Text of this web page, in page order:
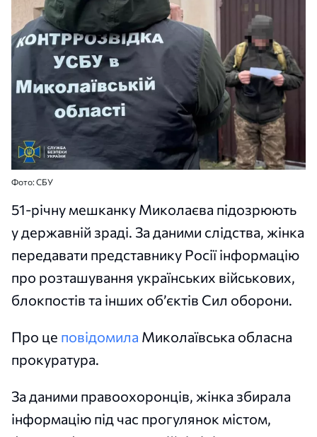
Фото: СБУ
51-річну мешканку Миколаєва підозрюють
у державній зраді. За даними слідства, жінка
передавати представнику Росії інформацію
про розташування українських військових,
блокпостів та інших об’єктів Сил оборони.
Про це повідомила Миколаївська обласна
прокуратура.
За даними правоохоронців, жінка збирала
інформацію під час прогулянок містом,